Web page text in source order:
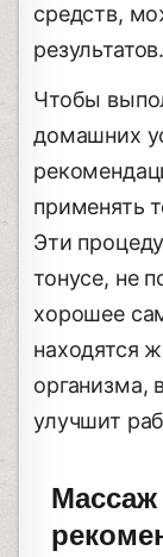
средств,
результатов.
Чтобы
домашних
применять
Эти
тонусе, не
хорошее
находятся
организма,
улучшит
Массаж